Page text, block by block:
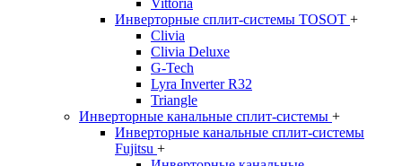
Vittoria
Инверторные сплит-системы TOSOT +
Clivia
Clivia Deluxe
G-Tech
Lyra Inverter R32
Triangle
Инверторные канальные сплит-системы +
Инверторные канальные сплит-системы
Fujitsu +